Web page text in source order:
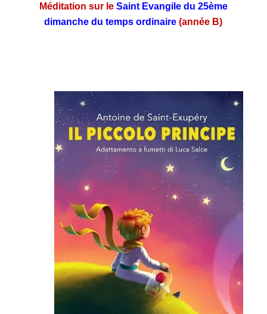
Méditation sur le Saint Evangile du 25ème
dimanche du temps ordinaire (année B)